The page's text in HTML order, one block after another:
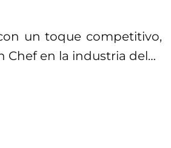
un toque competitivo,
Chef en la industria del…